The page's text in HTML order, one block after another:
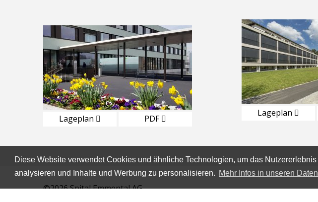
Diese Website verwendet Cookies und ähnliche Technologien, um das
analysieren und Inhalte und Werbung zu personalisieren. Mehr Infos in unseren
Lageplan PDF
Lageplan
©2026 Spital Emmental AG